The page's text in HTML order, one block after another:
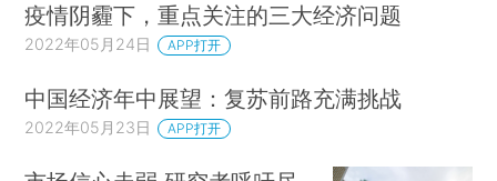
疫情阴霾下，重点关注的三大经济问题
2022年05月24日 APP打开
中国经济年中展望：复苏前路充满挑战
2022年05月23日 APP打开